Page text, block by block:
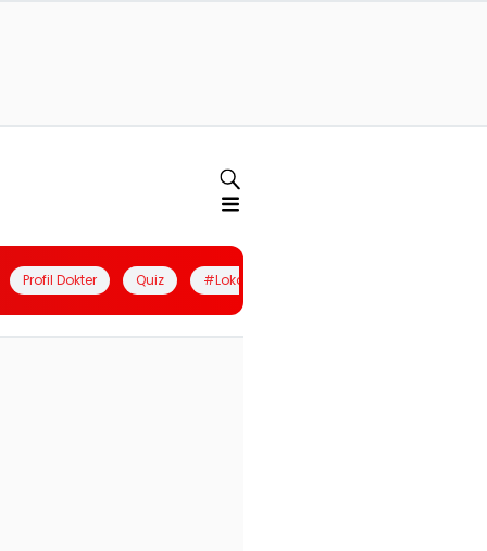
Profil Dokter Quiz #LokalBerdaya